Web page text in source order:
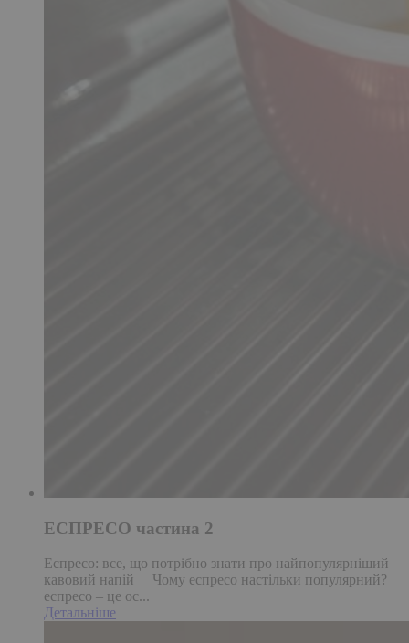
ЕСПРЕСО частина 2
Еспресо: все, що потрібно знати про найпопулярніший
кавовий напій Чому еспресо настільки популярний?
еспресо – це ос...
Детальніше